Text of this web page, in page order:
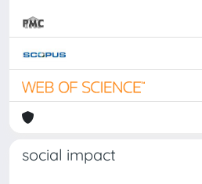
social impact